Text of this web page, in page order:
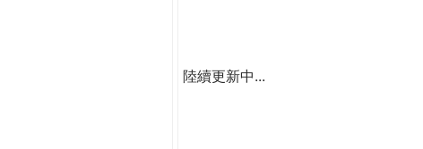
陸續更新中...